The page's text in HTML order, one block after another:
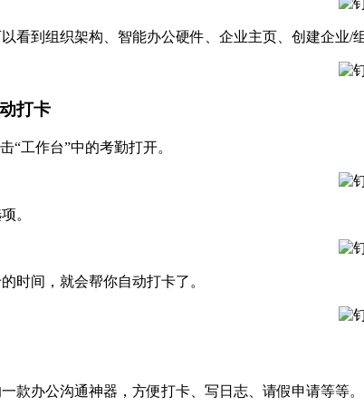
看到组织架构、智能办公硬件、企业主页、创建企业
打卡
“工作台”中的考勤打开。
。
时间，就会帮你自动打卡了。
款办公沟通神器，方便打卡、写日志、请假申请等等。